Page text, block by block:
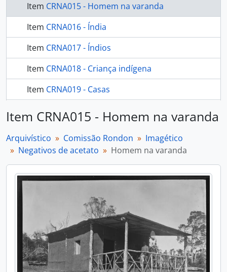
Item CRNA015 - Homem na varanda
Item CRNA016 - Índia
Item CRNA017 - Índios
Item CRNA018 - Criança indígena
Item CRNA019 - Casas
mais 304...
Item CRNA015 - Homem na varanda
Arquivístico Comissão Rondon
Imagético
Negativos de acetato
Homem na varanda